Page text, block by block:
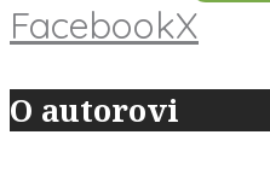
FacebookX
O autorovi